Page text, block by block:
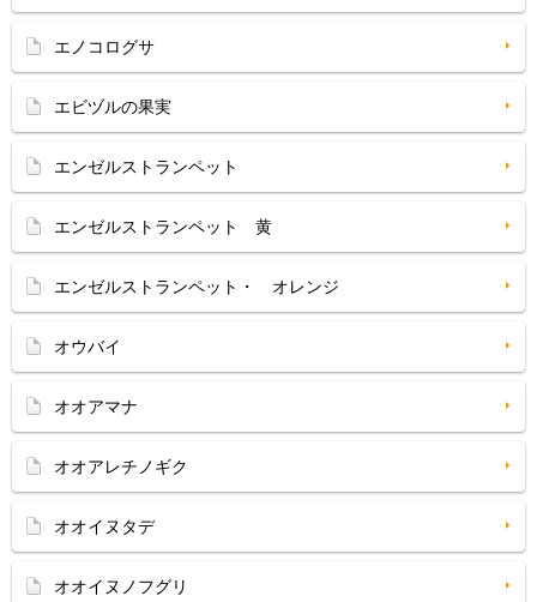
エノコログサ
エビヅルの果実
エンゼルストランペット
エンゼルストランペット 黄
エンゼルストランペット・ オレンジ
オウバイ
オオアマナ
オオアレチノギク
オオイヌタデ
オオイヌノフグリ